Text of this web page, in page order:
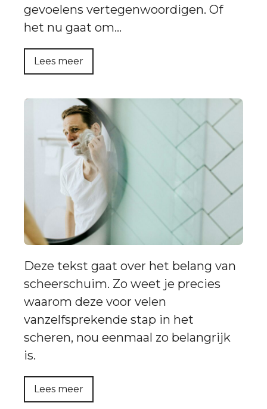
gevoelens vertegenwoordigen. Of
het nu gaat om…
Lees meer
Deze tekst gaat over het belang van
scheerschuim. Zo weet je precies
waarom deze voor velen
vanzelfsprekende stap in het
scheren, nou eenmaal zo belangrijk
is.
Lees meer